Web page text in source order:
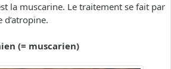
la muscarine. Le traitement se fait par
(= muscarien)